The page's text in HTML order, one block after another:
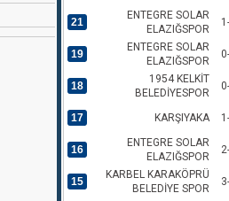
21
ENTEGRE SOLAR
ELAZIĞSPOR
19
ENTEGRE SOLAR
ELAZIĞSPOR
18
1954 KELKİT
BELEDİYESPOR
17 KARŞIYAKA
16
ENTEGRE SOLAR
ELAZIĞSPOR
15
KARBEL KARAKÖPRÜ
BELEDİYE SPOR